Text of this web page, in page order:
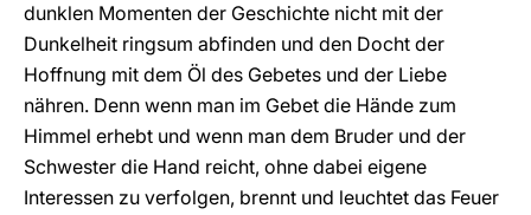
dunklen Momenten der Geschichte nicht mit der
Dunkelheit ringsum abfinden und den Docht der
Hoffnung mit dem Öl des Gebetes und der Liebe
nähren. Denn wenn man im Gebet die Hände zum
Himmel erhebt und wenn man dem Bruder und der
Schwester die Hand reicht, ohne dabei eigene
Interessen zu verfolgen, brennt und leuchtet das Feuer